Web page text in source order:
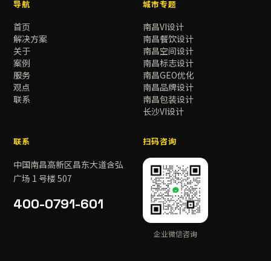
导航
首页
解决方案
关于
案例
服务
观点
联系
城市专题
南昌VI设计
南昌餐饮设计
南昌空间设计
南昌标志设计
南昌GEO优化
南昌品牌设计
南昌包装设计
长沙VI设计
联系
中国南昌高新区昌东大道含弘
广场 1 号楼 507
400-0791-601
扫码咨询
企业微信咨询